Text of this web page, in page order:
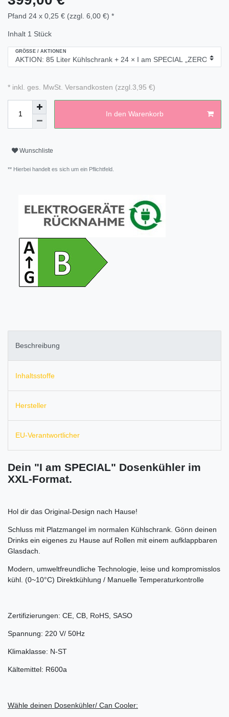
Pfand 24 x 0,25 € (zzgl. 6,00 €) *
Inhalt 1 Stück
GRÖSSE / AKTIONEN
* inkl. ges. MwSt. Versandkosten (zzgl.3,95 €)
In den Warenkorb
Wunschliste
** Hierbei handelt es sich um ein Pflichtfeld.
Beschreibung
Inhaltsstoffe
Hersteller
EU-Verantwortlicher
Dein "I am SPECIAL" Dosenkühler im
XXL-Format.
Hol dir das Original-Design nach Hause!
Schluss mit Platzmangel im normalen Kühlschrank. Gönn deinen
Drinks ein eigenes zu Hause auf Rollen mit einem aufklappbaren
Glasdach.
Modern, umweltfreundliche Technologie, leise und kompromisslos
kühl. (0~10°C) Direktkühlung / Manuelle Temperaturkontrolle
Zertifizierungen: CE, CB, RoHS, SASO
Spannung: 220 V/ 50Hz
Klimaklasse: N-ST
Kältemittel: R600a
Wähle deinen Dosenkühler/ Can Cooler: